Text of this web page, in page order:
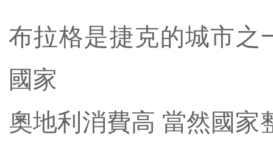
布拉格是捷克的城市之
國家
奧地利消費高 當然國家